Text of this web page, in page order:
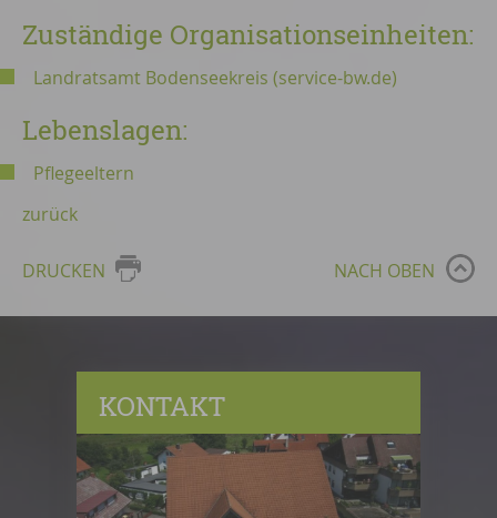
Zuständige Organisationseinheiten:
Landratsamt Bodenseekreis (service-bw.de)
Lebenslagen:
Pflegeeltern
zurück
DRUCKEN NACH OBEN
KONTAKT